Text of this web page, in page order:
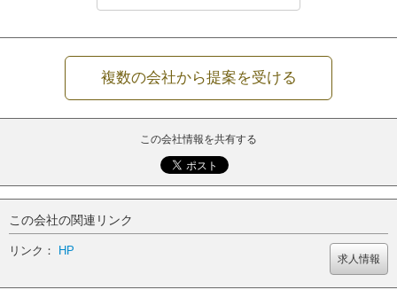
複数の会社から提案を受ける
この会社情報を共有する
この会社の関連リンク
リンク： HP
求人情報